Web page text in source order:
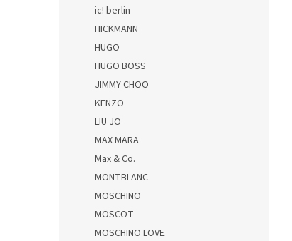
ic! berlin
HICKMANN
HUGO
HUGO BOSS
JIMMY CHOO
KENZO
LIU JO
MAX MARA
Max & Co.
MONTBLANC
MOSCHINO
MOSCOT
MOSCHINO LOVE